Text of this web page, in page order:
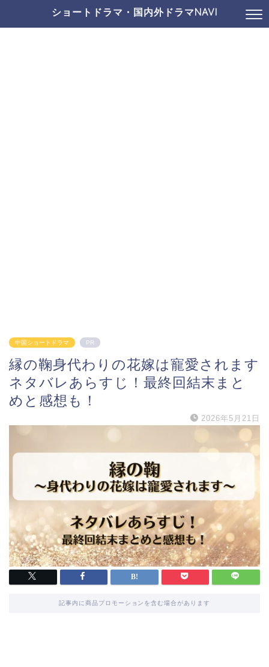
ショートドラマ・国内外ドラマNAVI
中国ショートドラマ PR
縁の鞠身代わりの花嫁は寵愛されます
ネタバレあらすじ！最終回結末まと
めと感想も！
2026年5月21日
記事内に商品プロモーションを含む場合があります